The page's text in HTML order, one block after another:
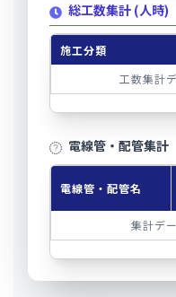
総工数集計 (人時)
施工分類
工数集計
電線管・配管集計
電線管・配管名
集計デ